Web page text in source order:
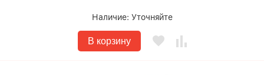
Наличие: Уточняйте
В корзину